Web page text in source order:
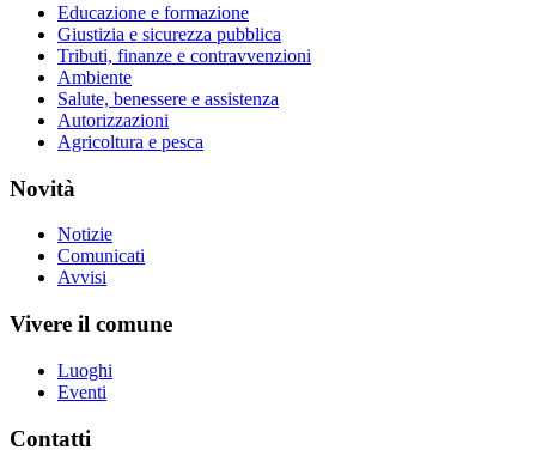
Educazione e formazione
Giustizia e sicurezza pubblica
Tributi, finanze e contravvenzioni
Ambiente
Salute, benessere e assistenza
Autorizzazioni
Agricoltura e pesca
Novità
Notizie
Comunicati
Avvisi
Vivere il comune
Luoghi
Eventi
Contatti